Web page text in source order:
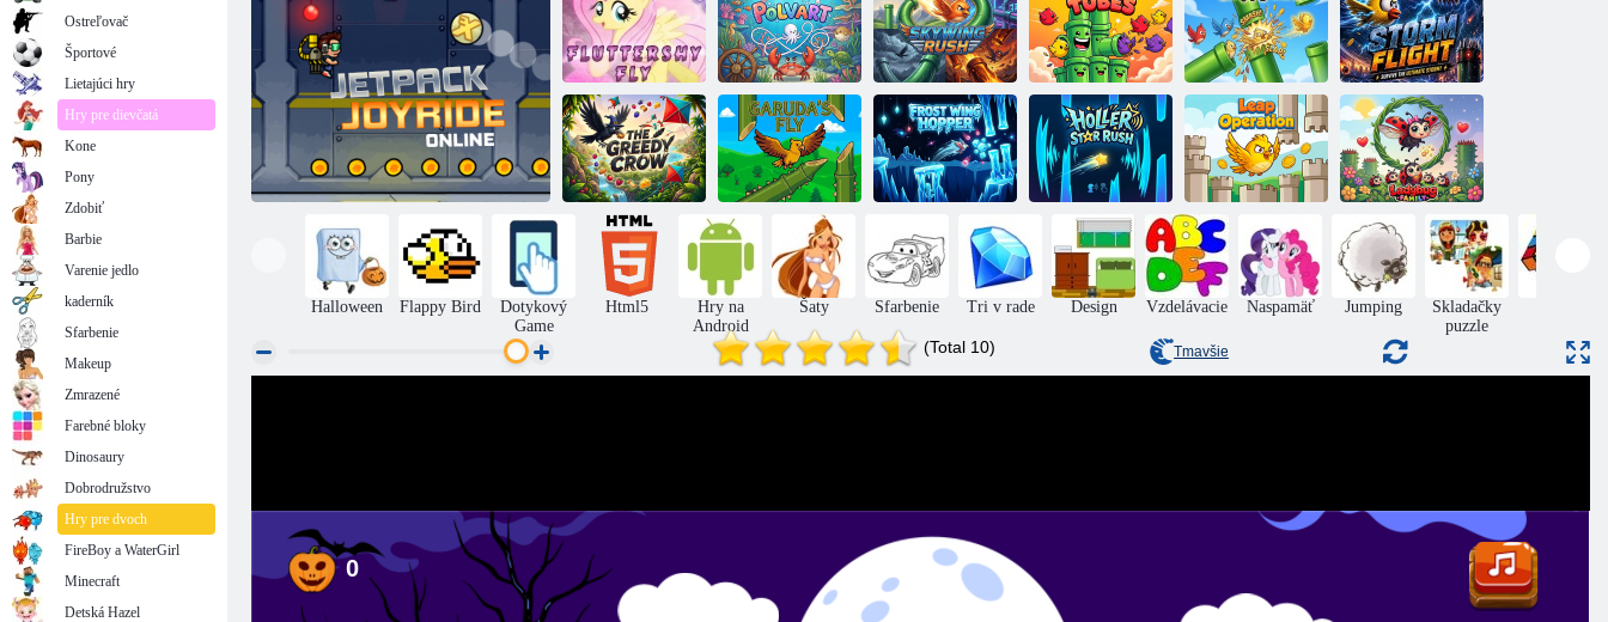
Fluttershy Flight Polvart Skywing Rush
Lietajúce
potrubia
Vták letí Búrkový let
Lakomá vrana Let Garuda
Jumper s
ľadovými
krídelkami
Starscream:
Závod
Operácia Vzlet Lienka rodinka
Halloween Flappy Bird
Dotykový
Game
Html5
Hry na
Android
Šaty Sfarbenie Tri v rade Design Vzdelávacie Naspamäť Jumping
Skladačky
puzzle
(Total 10) Tmavšie
Ostreľovač
Športové
Lietajúci hry
Hry pre dievčatá
Kone
Pony
Zdobiť
Barbie
Varenie jedlo
kaderník
Sfarbenie
Makeup
Zmrazené
Farebné bloky
Dinosaury
Dobrodružstvo
Hry pre dvoch
FireBoy a WaterGirl
Minecraft
Detská Hazel